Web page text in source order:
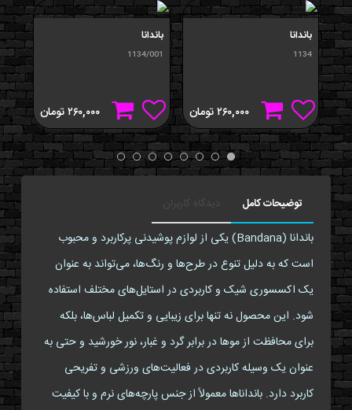
باندانا
1134
۲۶۰,۰۰۰تومان
باندانا
1134/001
۲۶۰,۰۰۰تومان
توضیحات کامل
باندانا (Bandana) یکی از لوازم پوشیدنی پرکاربرد و محبوب
است که به دلیل تنوع در طرح‌ها و رنگ‌ها، می‌تواند به عنوان
یک اکسسوری شیک و کاربردی در استایل‌های مختلف استفاده
شود. این محصول نه تنها برای زیبایی و تکمیل لباس‌ها، بلکه
برای محافظت از موها در برابر گرد و غبار، نور خورشید و حتی به
عنوان یک وسیله کاربردی در فعالیت‌های ورزشی و تفریحی
کاربرد دارد. باندانا‌ها معمولاً از جنس پارچه‌های نرم و با کیفیت